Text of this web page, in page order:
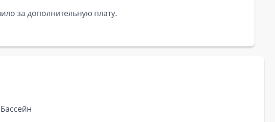
за дополнительную плату.
Бассейн